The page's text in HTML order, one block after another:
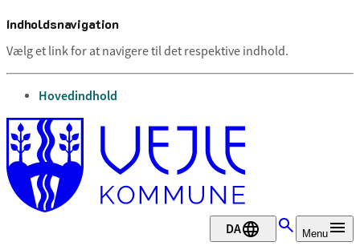
Indholdsnavigation
Vælg et link for at navigere til det respektive indhold.
gå til
Hovedindhold
DA Menu